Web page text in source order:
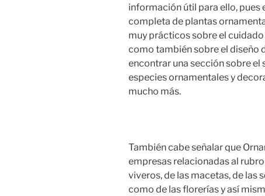
información útil para ello, pues
completa de plantas
muy prácticos sobre el
como también sobre el diseño
encontrar una sección sobre
especies ornamentales y
mucho más.
También cabe señalar que
empresas relacionadas al
viveros, de las macetas, de las
como de las florerías y así